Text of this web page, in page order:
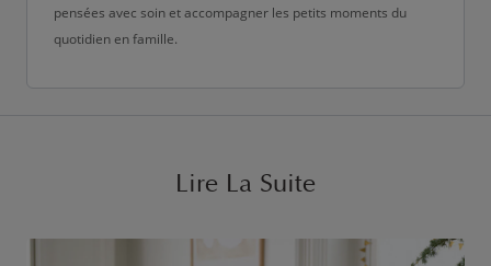
pensées avec soin et accompagner les petits moments du
quotidien en famille.
Lire La Suite